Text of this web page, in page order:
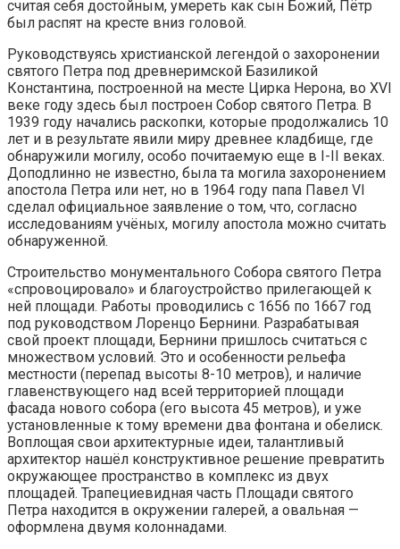
считая себя достойным, умереть как сын Божий, Пётр
был распят на кресте вниз головой.
Руководствуясь христианской легендой о захоронении
святого Петра под древнеримской Базиликой
Константина, построенной на месте Цирка Нерона, во XVI
веке году здесь был построен Собор святого Петра. В
1939 году начались раскопки, которые продолжались 10
лет и в результате явили миру древнее кладбище, где
обнаружили могилу, особо почитаемую еще в I-II веках.
Доподлинно не известно, была та могила захоронением
апостола Петра или нет, но в 1964 году папа Павел VI
сделал официальное заявление о том, что, согласно
исследованиям учёных, могилу апостола можно считать
обнаруженной.
Строительство монументального Собора святого Петра
«спровоцировало» и благоустройство прилегающей к
ней площади. Работы проводились с 1656 по 1667 год
под руководством Лоренцо Бернини. Разрабатывая
свой проект площади, Бернини пришлось считаться с
множеством условий. Это и особенности рельефа
местности (перепад высоты 8-10 метров), и наличие
главенствующего над всей территорией площади
фасада нового собора (его высота 45 метров), и уже
установленные к тому времени два фонтана и обелиск.
Воплощая свои архитектурные идеи, талантливый
архитектор нашёл конструктивное решение превратить
окружающее пространство в комплекс из двух
площадей. Трапециевидная часть Площади святого
Петра находится в окружении галерей, а овальная —
оформлена двумя колоннадами.